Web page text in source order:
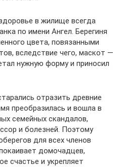
в жилище всегда
по имени Ангел. Берегиня
цвета, повязанными
вследствие чего, маскот ―
нужную форму и приносил
отразить древние
преобразилась и вошла в
семейных скандалов,
и болезней. Поэтому
для всех членов
домочадцев,
счастье и укрепляет